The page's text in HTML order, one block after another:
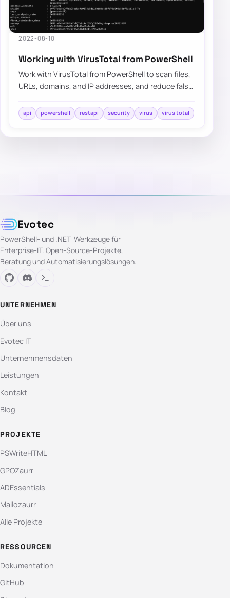
2022-08-10
Working with VirusTotal from PowerShell
Work with VirusTotal from PowerShell to scan files,
URLs, domains, and IP addresses, and reduce false
api powershell restapi security virus virus total
Evotec
PowerShell- und .NET-Werkzeuge für
Enterprise-IT. Open-Source-Projekte,
Beratung und Automatisierungslösungen.
UNTERNEHMEN
Über uns
Evotec IT
Unternehmensdaten
Leistungen
Kontakt
Blog
PROJEKTE
PSWriteHTML
GPOZaurr
ADEssentials
Mailozaurr
Alle Projekte
RESSOURCEN
Dokumentation
GitHub